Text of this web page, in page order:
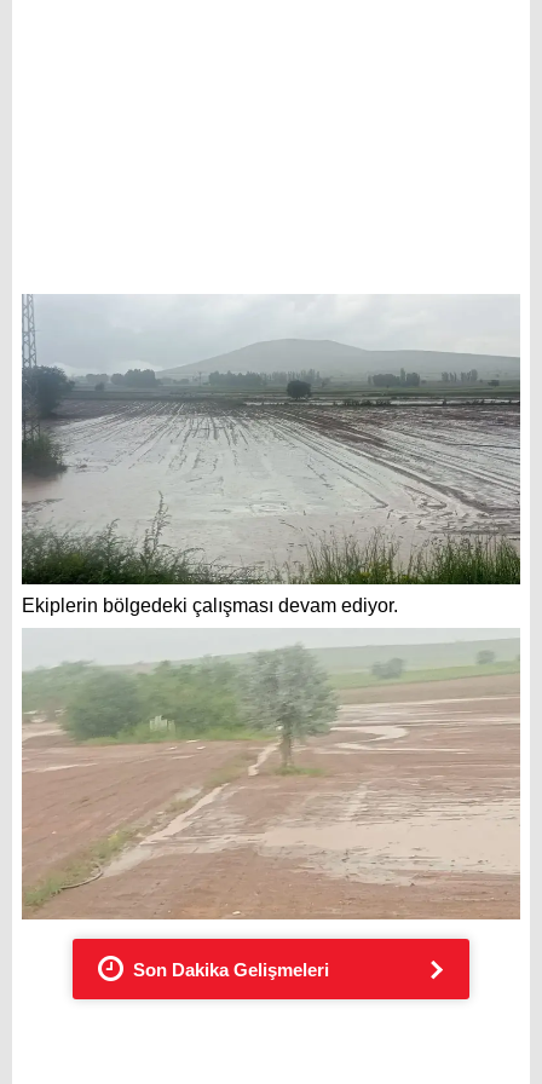
Ekiplerin bölgedeki çalışması devam ediyor.
Son Dakika Gelişmeleri